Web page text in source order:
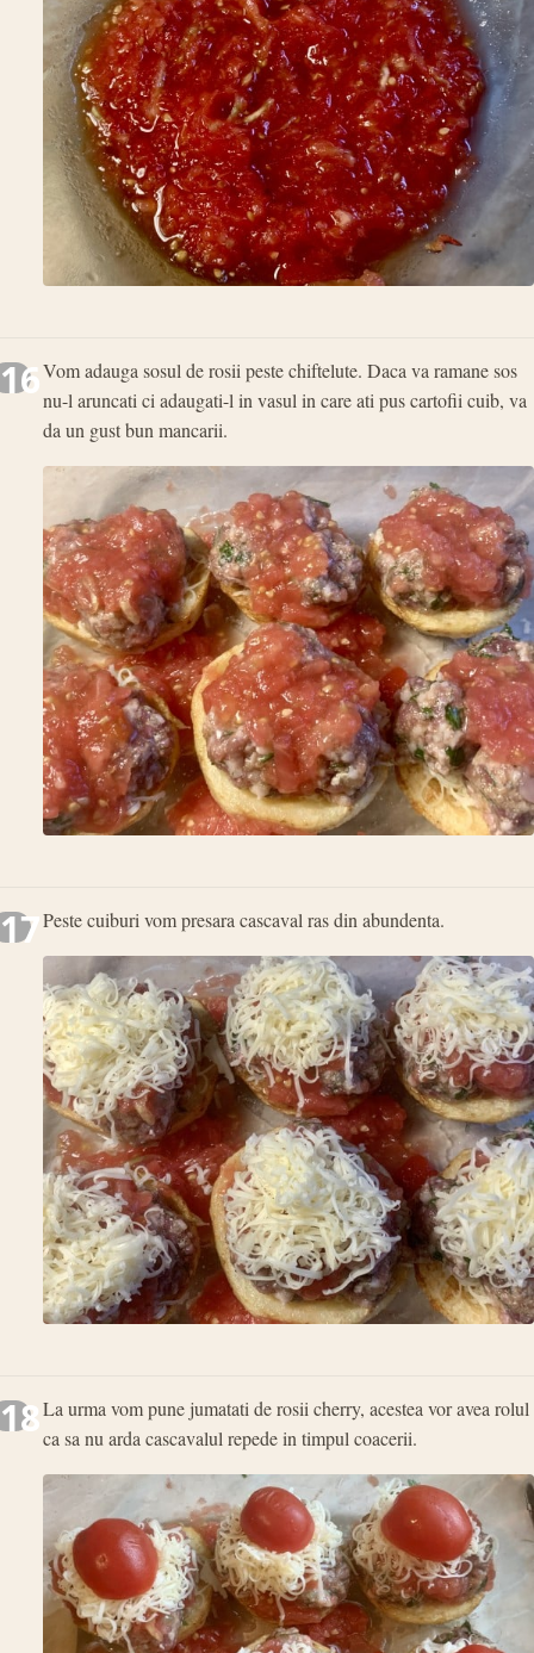
16Vom adauga sosul de rosii peste chiftelute. Daca va ramane sos
nu-l aruncati ci adaugati-l in vasul in care ati pus cartofii cuib, va
da un gust bun mancarii.
17Peste cuiburi vom presara cascaval ras din abundenta.
18La urma vom pune jumatati de rosii cherry, acestea vor avea rolul
ca sa nu arda cascavalul repede in timpul coacerii.